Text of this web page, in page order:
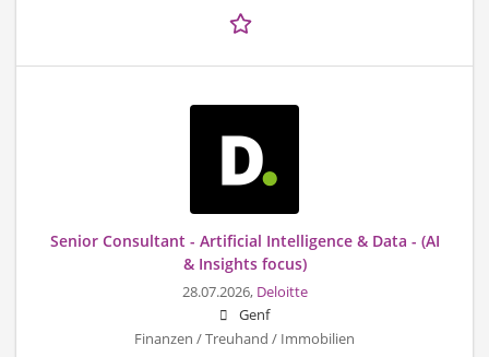
Senior Consultant - Artificial Intelligence & Data - (AI
& Insights focus)
28.07.2026, Deloitte
Genf
Finanzen / Treuhand / Immobilien